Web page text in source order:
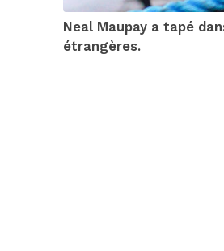
Neal Maupay a tapé
étrangères.